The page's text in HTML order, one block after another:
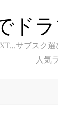
ド
サブスク選
人気